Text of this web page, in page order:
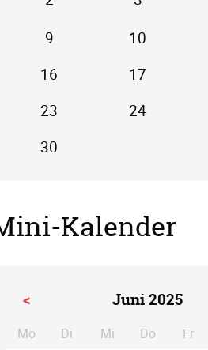
9
10
16
17
23
24
30
Kalender
< Juni 2025
Mo ntagDi enstag
Mi ttwoch
Do nnerstag
Fr